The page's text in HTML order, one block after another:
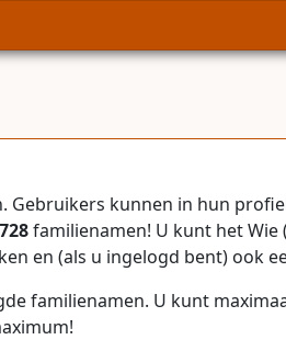
kunnen in hun
familienamen! U kunt het
en (als u ingelogd bent) ook
familienamen. U kunt